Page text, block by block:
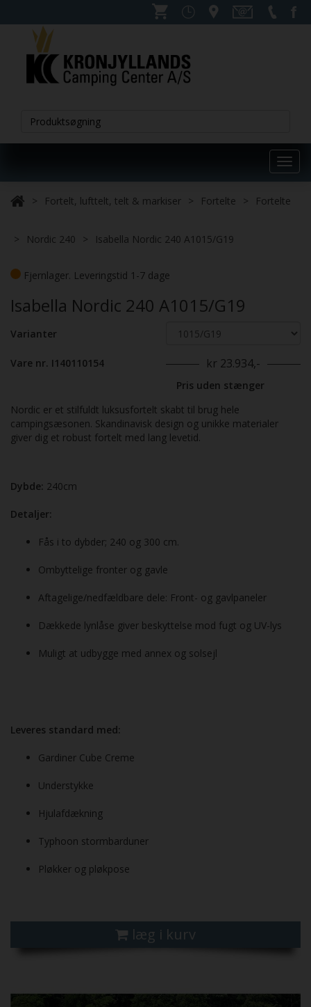
Fortelt, lufttelt, telt & markiser
Fortelte Fortelte
Nordic 240 Isabella Nordic 240 A1015/G19
Fjernlager. Leveringstid 1-7 dage
Isabella Nordic 240 A1015/G19
Varianter
Vare nr. I140110154 kr 23.934,-
Pris uden stænger
Nordic er et stilfuldt luksusfortelt skabt til brug hele
campingsæsonen. Skandinavisk design og unikke materialer
giver dig et robust fortelt med lang levetid.
Dybde: 240cm
Detaljer:
Fås i to dybder; 240 og 300 cm.
Ombyttelige fronter og gavle
Aftagelige/nedfældbare dele: Front- og gavlpaneler
Dækkede lynlåse giver beskyttelse mod fugt og UV-lys
Muligt at udbygge med annex og solsejl
Leveres standard med:
Gardiner Cube Creme
Understykke
Hjulafdækning
Typhoon stormbarduner
Pløkker og pløkpose
læg i kurv